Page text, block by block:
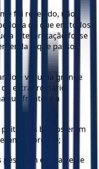
foi revelado, não
do que em todos
a interpretação fosse
o que passou
e viu uma grande
extraordinário
sua frente; e a
e os braços eram
de bronze;
pés eram em parte de